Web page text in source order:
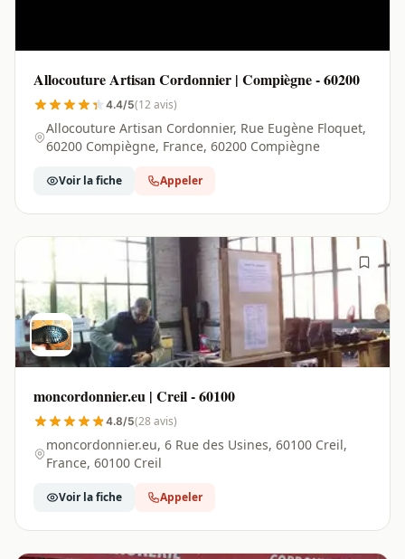
Allocouture Artisan Cordonnier | Compiègne - 60200
4.4/5(12 avis)
Allocouture Artisan Cordonnier, Rue Eugène Floquet,
60200 Compiègne, France, 60200 Compiègne
Voir la fiche Appeler
moncordonnier.eu | Creil - 60100
4.8/5(28 avis)
moncordonnier.eu, 6 Rue des Usines, 60100 Creil,
France, 60100 Creil
Voir la fiche Appeler